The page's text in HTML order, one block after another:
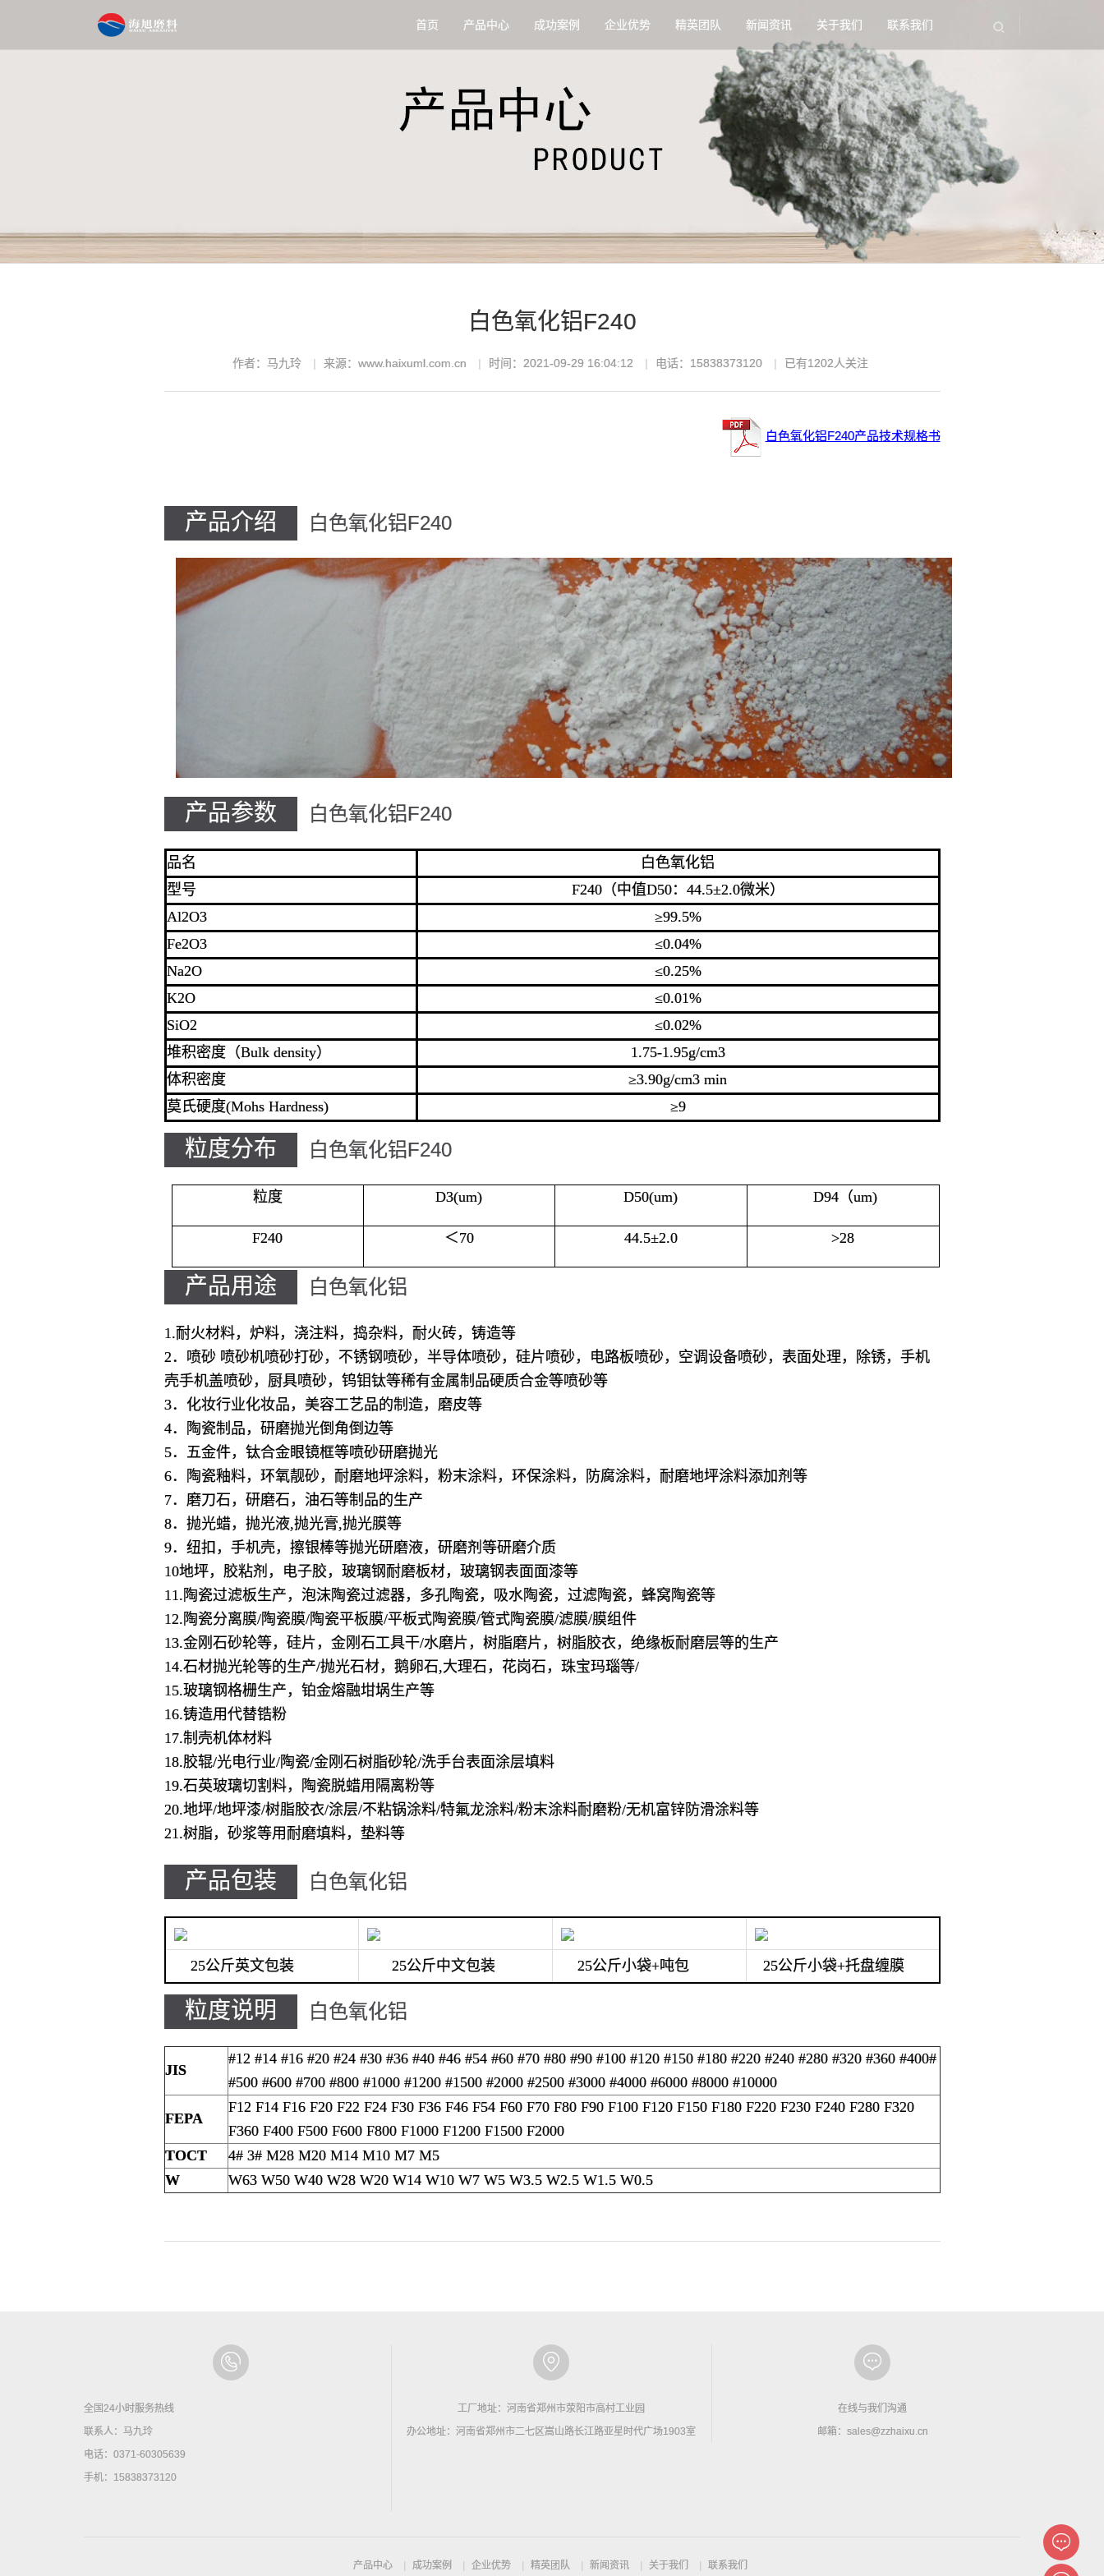
首页 产品中心 成功案例 企业优势 精英团队 新闻资讯 关于我们 联系我们
白色氧化铝F240
作者：马九玲 来源：www.haixuml.com.cn 时间：2021-09-29 16:04:12 电话：15838373120 已有1202人关注
白色氧化铝F240产品技术规格书
产品介绍 白色氧化铝F240
产品参数 白色氧化铝F240
品名
白色氧化铝
型号
F240（中值D50：44.5±2.0微米）
Al2O3
≥99.5%
Fe2O3
≤0.04%
Na2O
≤0.25%
K2O
≤0.01%
SiO2
≤0.02%
堆积密度（Bulk density）
1.75-1.95g/cm3
体积密度
≥3.90g/cm3 min
莫氏硬度(Mohs Hardness)
≥9
粒度分布 白色氧化铝F240
粒度 D3(um) D50(um) D94（um)
F240 ＜70 44.5±2.0 >28
产品用途 白色氧化铝
1.耐火材料，炉料，浇注料，捣杂料，耐火砖，铸造等
2．喷砂 喷砂机喷砂打砂，不锈钢喷砂，半导体喷砂，硅片喷砂，电路板喷砂，空调设备喷砂，表面处理，除锈，手机
壳手机盖喷砂，厨具喷砂，钨钼钛等稀有金属制品硬质合金等喷砂等
3．化妆行业化妆品，美容工艺品的制造，磨皮等
4．陶瓷制品，研磨抛光倒角倒边等
5．五金件，钛合金眼镜框等喷砂研磨抛光
6．陶瓷釉料，环氧靓砂，耐磨地坪涂料，粉末涂料，环保涂料，防腐涂料，耐磨地坪涂料添加剂等
7．磨刀石，研磨石，油石等制品的生产
8．抛光蜡，抛光液,抛光膏,抛光膜等
9．纽扣，手机壳，擦银棒等抛光研磨液，研磨剂等研磨介质
10地坪，胶粘剂，电子胶，玻璃钢耐磨板材，玻璃钢表面面漆等
11.陶瓷过滤板生产，泡沫陶瓷过滤器，多孔陶瓷，吸水陶瓷，过滤陶瓷，蜂窝陶瓷等
12.陶瓷分离膜/陶瓷膜/陶瓷平板膜/平板式陶瓷膜/管式陶瓷膜/滤膜/膜组件
13.金刚石砂轮等，硅片，金刚石工具干/水磨片，树脂磨片，树脂胶衣，绝缘板耐磨层等的生产
14.石材抛光轮等的生产/抛光石材，鹅卵石,大理石，花岗石，珠宝玛瑙等/
15.玻璃钢格栅生产，铂金熔融坩埚生产等
16.铸造用代替锆粉
17.制壳机体材料
18.胶辊/光电行业/陶瓷/金刚石树脂砂轮/洗手台表面涂层填料
19.石英玻璃切割料，陶瓷脱蜡用隔离粉等
20.地坪/地坪漆/树脂胶衣/涂层/不粘锅涂料/特氟龙涂料/粉末涂料耐磨粉/无机富锌防滑涂料等
21.树脂，砂浆等用耐磨填料，垫料等
产品包装 白色氧化铝
25公斤英文包装 25公斤中文包装 25公斤小袋+吨包 25公斤小袋+托盘缠膜
粒度说明 白色氧化铝
JIS
#12 #14 #16 #20 #24 #30 #36 #40 #46 #54 #60 #70 #80 #90 #100 #120 #150 #180 #220 #240 #280 #320 #360 #400#
#500 #600 #700 #800 #1000 #1200 #1500 #2000 #2500 #3000 #4000 #6000 #8000 #10000
FEPA
F12 F14 F16 F20 F22 F24 F30 F36 F46 F54 F60 F70 F80 F90 F100 F120 F150 F180 F220 F230 F240 F280 F320
F360 F400 F500 F600 F800 F1000 F1200 F1500 F2000
TOCT
4# 3# M28 M20 M14 M10 M7 M5
W
W63 W50 W40 W28 W20 W14 W10 W7 W5 W3.5 W2.5 W1.5 W0.5
全国24小时服务热线
联系人：马九玲
电话：0371-60305639
手机：15838373120
工厂地址：河南省郑州市荥阳市高村工业园
办公地址：河南省郑州市二七区嵩山路长江路亚星时代广场1903室
在线与我们沟通
邮箱：sales@zzhaixu.cn
产品中心 成功案例 企业优势 精英团队 新闻资讯 关于我们 联系我们